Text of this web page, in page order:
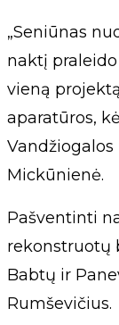
„Seniūnas
naktį
vieną
aparatūros,
Mickūnienė.
Pašventinti
rekonstruotų
Babtų ir
Rumševičius.